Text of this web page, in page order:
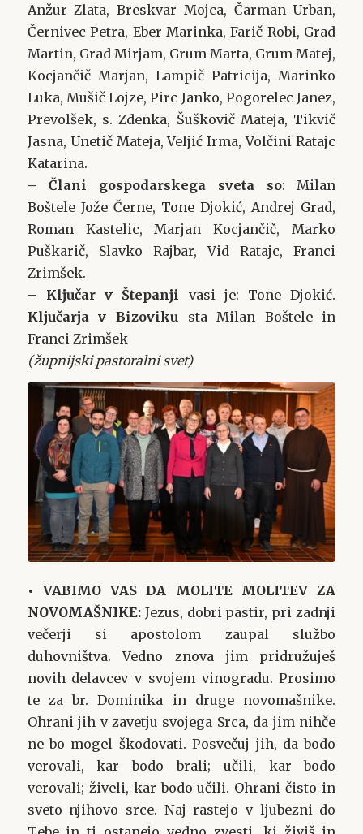
Anžur Zlata, Breskvar Mojca, Čarman Urban,
Černivec Petra, Eber Marinka, Farič Robi, Grad
Martin, Grad Mirjam, Grum Marta, Grum Matej,
Kocjančič Marjan, Lampič Patricija, Marinko
Luka, Mušič Lojze, Pirc Janko, Pogorelec Janez,
Prevolšek, s. Zdenka, Šuškovič Mateja, Tikvič
Jasna, Unetič Mateja, Veljić Irma, Volčini Ratajc
Katarina.
– Člani gospodarskega sveta so: Milan
Boštele Jože Černe, Tone Djokić, Andrej Grad,
Roman Kastelic, Marjan Kocjančič, Marko
Puškarič, Slavko Rajbar, Vid Ratajc, Franci
Zrimšek.
– Ključar v Štepanji
vasi je: Tone Djokić.
Ključarja
v Bizoviku sta Milan Boštele in
Franci Zrimšek
(župnijski pastoralni svet)
• VABIMO VAS DA MOLITE MOLITEV ZA
NOVOMAŠNIKE:Jezus, dobri pastir, pri zadnji
večerji si apostolom zaupal službo
duhovništva. Vedno znova jim pridružuješ
novih delavcev v svojem vinogradu. Prosimo
te za br. Dominika in druge novomašnike.
Ohrani jih v zavetju svojega Srca, da jim nihče
ne bo mogel škodovati. Posvečuj jih, da bodo
verovali, kar bodo brali; učili, kar bodo
verovali; živeli, kar bodo učili. Ohrani čisto in
sveto njihovo srce. Naj rastejo v ljubezni do